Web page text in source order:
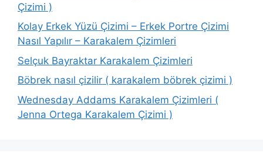
Çizimi )
Kolay Erkek Yüzü Çizimi – Erkek Portre Çizimi
Nasıl Yapılır – Karakalem Çizimleri
Selçuk Bayraktar Karakalem Çizimleri
Böbrek nasıl çizilir ( karakalem böbrek çizimi )
Wednesday Addams Karakalem Çizimleri (
Jenna Ortega Karakalem Çizimi )